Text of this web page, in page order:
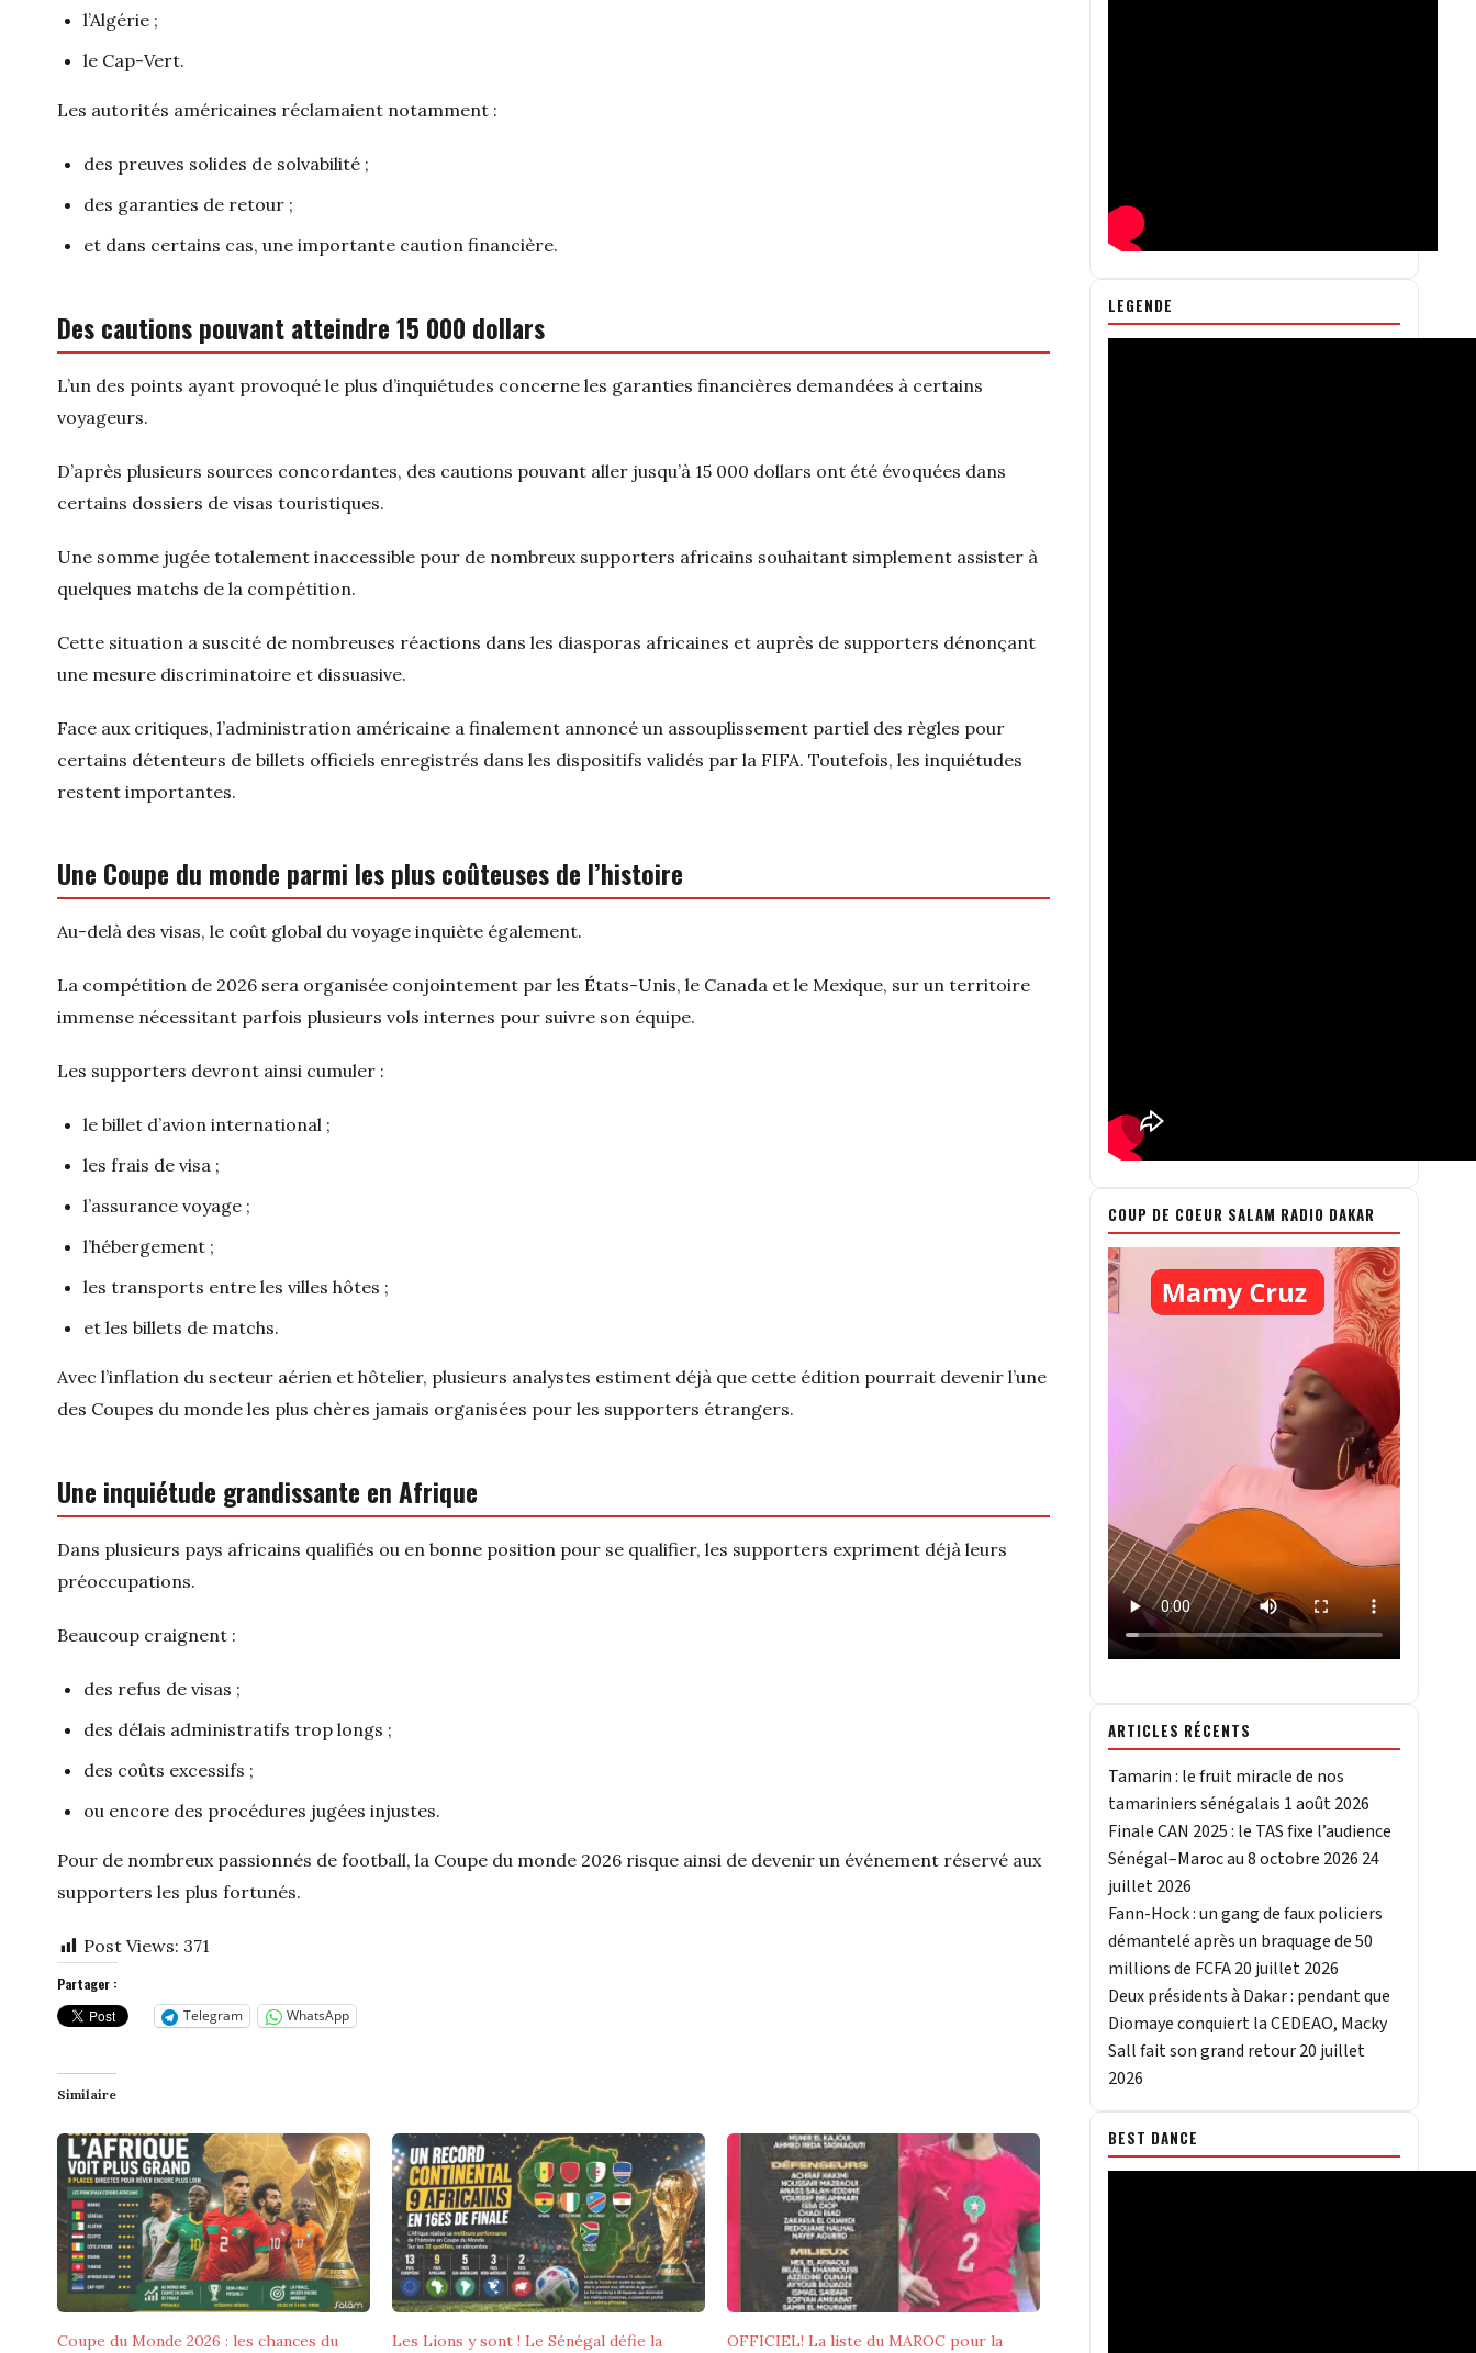
l’Algérie ;
le Cap-Vert.
Les autorités américaines réclamaient notamment :
des preuves solides de solvabilité ;
des garanties de retour ;
et dans certains cas, une importante caution financière.
Des cautions pouvant atteindre 15 000 dollars
L’un des points ayant provoqué le plus d’inquiétudes concerne les garanties financières demandées à certains
voyageurs.
D’après plusieurs sources concordantes, des cautions pouvant aller jusqu’à 15 000 dollars ont été évoquées dans
certains dossiers de visas touristiques.
Une somme jugée totalement inaccessible pour de nombreux supporters africains souhaitant simplement assister à
quelques matchs de la compétition.
Cette situation a suscité de nombreuses réactions dans les diasporas africaines et auprès de supporters dénonçant
une mesure discriminatoire et dissuasive.
Face aux critiques, l’administration américaine a finalement annoncé un assouplissement partiel des règles pour
certains détenteurs de billets officiels enregistrés dans les dispositifs validés par la FIFA. Toutefois, les inquiétudes
restent importantes.
Une Coupe du monde parmi les plus coûteuses de l’histoire
Au-delà des visas, le coût global du voyage inquiète également.
La compétition de 2026 sera organisée conjointement par les États-Unis, le Canada et le Mexique, sur un territoire
immense nécessitant parfois plusieurs vols internes pour suivre son équipe.
Les supporters devront ainsi cumuler :
le billet d’avion international ;
les frais de visa ;
l’assurance voyage ;
l’hébergement ;
les transports entre les villes hôtes ;
et les billets de matchs.
Avec l’inflation du secteur aérien et hôtelier, plusieurs analystes estiment déjà que cette édition pourrait devenir l’une
des Coupes du monde les plus chères jamais organisées pour les supporters étrangers.
Une inquiétude grandissante en Afrique
Dans plusieurs pays africains qualifiés ou en bonne position pour se qualifier, les supporters expriment déjà leurs
préoccupations.
Beaucoup craignent :
des refus de visas ;
des délais administratifs trop longs ;
des coûts excessifs ;
ou encore des procédures jugées injustes.
Pour de nombreux passionnés de football, la Coupe du monde 2026 risque ainsi de devenir un événement réservé aux
supporters les plus fortunés.
Post Views: 371
Partager :
Telegram
WhatsApp
Similaire
Coupe du Monde 2026 : les chances du
Les Lions y sont ! Le Sénégal défie la
OFFICIEL! La liste du MAROC pour la
LEGENDE
COUP DE COEUR SALAM RADIO DAKAR
ARTICLES RÉCENTS
Tamarin : le fruit miracle de nos
tamariniers sénégalais 1 août 2026
Finale CAN 2025 : le TAS fixe l’audience
Sénégal–Maroc au 8 octobre 2026 24
juillet 2026
Fann-Hock : un gang de faux policiers
démantelé après un braquage de 50
millions de FCFA20 juillet 2026
Deux présidents à Dakar : pendant que
Diomaye conquiert la CEDEAO, Macky
Sall fait son grand retour20 juillet
2026
BEST DANCE